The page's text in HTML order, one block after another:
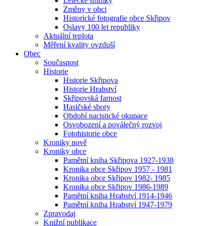
Změny v obci
Historické fotografie obce Skřipov
Oslavy 100 let republiky
Aktuální teplota
Měření kvality ovzduší
Obec
Současnost
Historie
Historie Skřipova
Historie Hrabství
Skřipovská farnost
Hasičské sbory
Období nacistické okupace
Osvobození a poválečný rozvoj
Fotohistorie obce
Kroniky nově
Kroniky obce
Pamětní kniha Skřipova 1927-1938
Kronika obce Skřipov 1957 - 1981
Kronika obce Skřipov 1982- 1985
Kronika obce Skřipov 1986-1989
Pamětní kniha Hrabství 1914-1946
Pamětní kniha Hrabství 1947-1979
Zpravodaj
Knižní publikace